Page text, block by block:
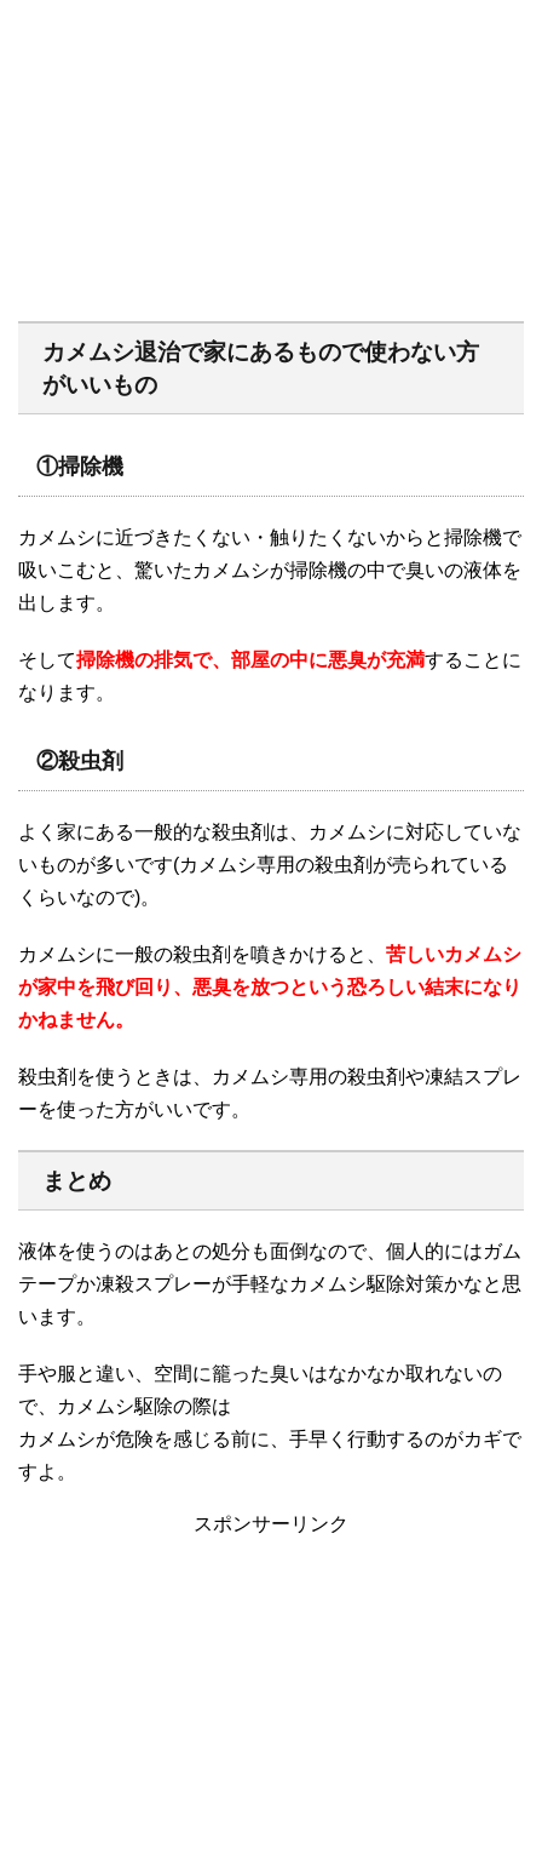
カメムシ退治で家にあるもので使わない方
がいいもの
①掃除機
カメムシに近づきたくない・触りたくないからと掃除機で
吸いこむと、驚いたカメムシが掃除機の中で臭いの液体を
出します。
そして掃除機の排気で、部屋の中に悪臭が充満することに
なります。
②殺虫剤
よく家にある一般的な殺虫剤は、カメムシに対応していな
いものが多いです(カメムシ専用の殺虫剤が売られている
くらいなので)。
カメムシに一般の殺虫剤を噴きかけると、 苦しいカメムシ
が家中を飛び回り、悪臭を放つという恐ろしい結末になり
かねません。
殺虫剤を使うときは、カメムシ専用の殺虫剤や凍結スプレ
ーを使った方がいいです。
まとめ
液体を使うのはあとの処分も面倒なので、個人的にはガム
テープか凍殺スプレーが手軽なカメムシ駆除対策かなと思
います。
手や服と違い、空間に籠った臭いはなかなか取れないの
で、カメムシ駆除の際は
カメムシが危険を感じる前に、手早く行動するのがカギで
すよ。
スポンサーリンク